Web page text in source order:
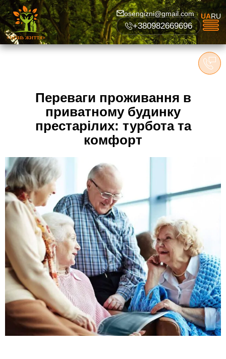
«осінь життя»
UARU
osengizni@gmail.com
+380982669696
Переваги проживання в
приватному будинку
престарілих: турбота та
комфорт